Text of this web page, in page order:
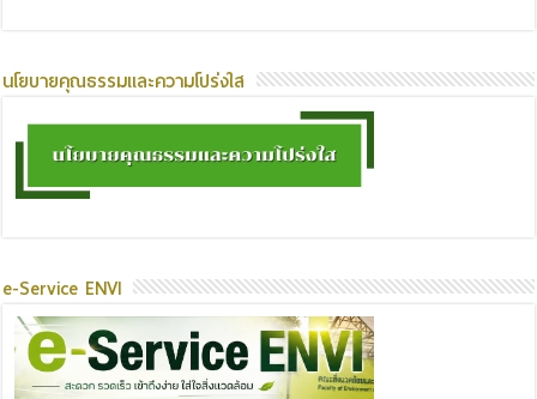
นโยบายคุณธรรมและความโปร่งใส
e-Service ENVI